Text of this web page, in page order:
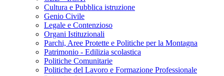
Cultura e Pubblica istruzione
Genio Civile
Legale e Contenzioso
Organi Istituzionali
Parchi, Aree Protette e Politiche per la Montagna
Patrimonio - Edilizia scolastica
Politiche Comunitarie
Politiche del Lavoro e Formazione Professionale